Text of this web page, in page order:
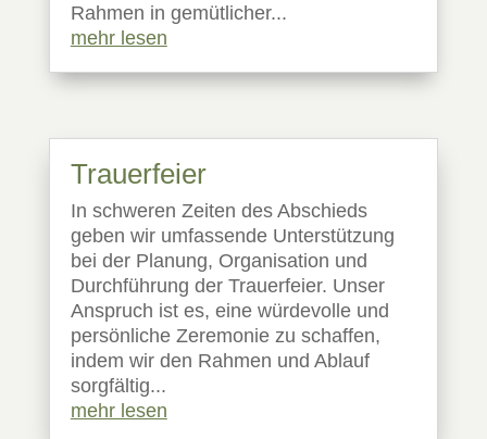
Rahmen in gemütlicher...
mehr lesen
Trauerfeier
In schweren Zeiten des Abschieds
geben wir umfassende Unterstützung
bei der Planung, Organisation und
Durchführung der Trauerfeier. Unser
Anspruch ist es, eine würdevolle und
persönliche Zeremonie zu schaffen,
indem wir den Rahmen und Ablauf
sorgfältig...
mehr lesen